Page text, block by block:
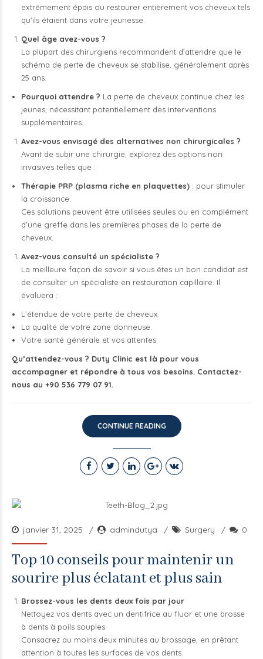
extrêmement épais ou restaurer entièrement vos cheveux tels
qu’ils étaient dans votre jeunesse.
Quel âge avez-vous ?
La plupart des chirurgiens recommandent d’attendre que le
schéma de perte de cheveux se stabilise, généralement après
25 ans.
Pourquoi attendre ? La perte de cheveux continue chez les
jeunes, nécessitant potentiellement des interventions
supplémentaires.
Avez-vous envisagé des alternatives non chirurgicales ?
Avant de subir une chirurgie, explorez des options non
invasives telles que :
Thérapie PRP (plasma riche en plaquettes): pour stimuler
la croissance.
Ces solutions peuvent être utilisées seules ou en complément
d’une greffe dans les premières phases de la perte de
cheveux.
Avez-vous consulté un spécialiste ?
La meilleure façon de savoir si vous êtes un bon candidat est
de consulter un spécialiste en restauration capillaire. Il
évaluera :
L’étendue de votre perte de cheveux.
La qualité de votre zone donneuse.
Votre santé générale et vos attentes.
Qu’attendez-vous ? Duty Clinic est là pour vous
accompagner et répondre à tous vos besoins. Contactez-
nous au +90 536 779 07 91.
CONTINUE READING
janvier 31, 2025 admindutya Surgery 0
Top 10 conseils pour maintenir un
sourire plus éclatant et plus sain
Brossez-vous les dents deux fois par jour
Nettoyez vos dents avec un dentifrice au fluor et une brosse
à dents à poils souples.
Consacrez au moins deux minutes au brossage, en prêtant
attention à toutes les surfaces de vos dents.